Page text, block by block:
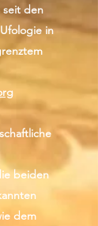
seit den
in
beiden
dem